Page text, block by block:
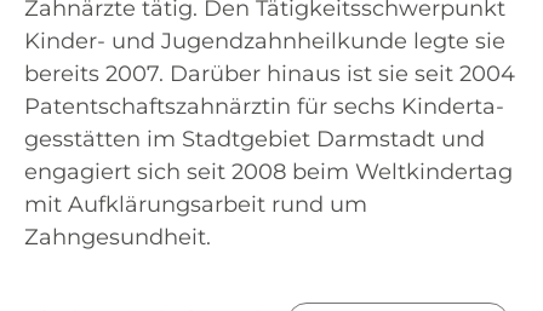
Zahn­ärz­te tätig. Den Tätig­keits­schwer­punkt
Kin­der- und Jugend­zahn­heil­kun­de leg­te sie
bereits 2007. Dar­über hin­aus ist sie seit 2004
Patent­schafts­zahn­ärz­tin für sechs Kin­der­ta­
ges­stät­ten im Stadt­ge­biet Darm­stadt und
enga­giert sich seit 2008 beim Welt­kin­der­tag
mit Auf­klä­rungs­ar­beit rund um
Zahngesundheit.